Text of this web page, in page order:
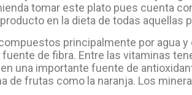
tomar este plato pues cuenta
en la dieta de todas
principalmente por agua
de fibra. Entre las vitaminas
una importante fuente de
de frutas como la naranja. Los